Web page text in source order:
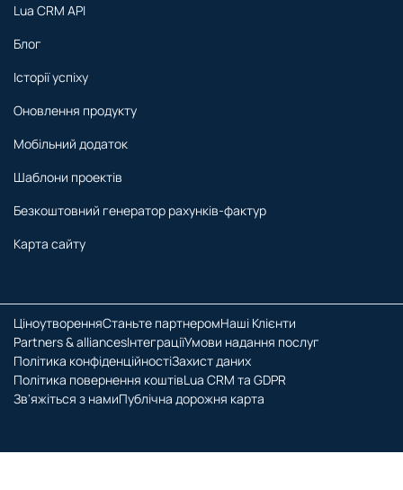
Lua CRM API
Блог
Історії успіху
Оновлення продукту
Мобільний додаток
Шаблони проектів
Безкоштовний генератор рахунків-фактур
Карта сайту
ЦіноутворенняСтаньте партнеромНаші Клієнти
Partners & alliancesІнтеграціїУмови надання послуг
Політика конфіденційностіЗахист даних
Політика повернення коштівLua CRM та GDPR
Зв'яжіться з намиПублічна дорожня карта